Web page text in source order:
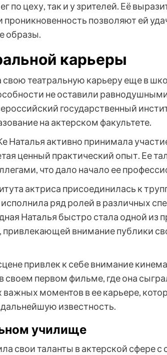
по цеху, так и у зрителей. Её
проникновенность позволяют ей
образы.
карьеры
свою театральную карьеру еще в
не оставили
государственный
на актерском факультете.
Наталья активно принимала
ценный практический опыт. Ее
что дало начало ее
актриса присоединилась к
исполнила ряд ролей в различных
Наталья быстро стала одной из
привлекающей внимание публики
привлек к себе внимание
своем первом фильме, где она
моментов в ее карьере,
известность.
училище
свои таланты в актерской сфере с